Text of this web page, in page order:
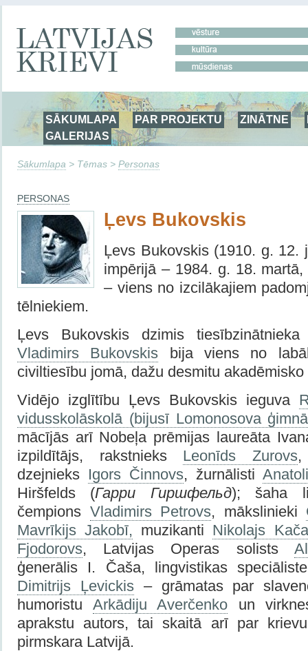
SĀKUMLAPA PAR PROJEKTU ZINĀTNE
GALERIJAS
Sākumlapa > Tēmas > Personas
PERSONAS
Ļevs Bukovskis
Ļevs Bukovskis (1910. g. 12.
impērijā – 1984. g. 18.
– viens no izcilākajiem
tēlniekiem.
Ļevs Bukovskis dzimis
Vladimirs Bukovskis bija viens no
civiltiesību jomā, dažu desmitu
Vidējo izglītību Ļevs Bukovskis ieguva
vidusskolāskolā (bijusī Lomonosova
mācījās arī Nobeļa prēmijas laureāta
izpildītājs, rakstnieks Leonīds Zurovs,
dzejnieks Igors Činnovs, žurnālisti
Hiršfelds (Гарри Гиршфельд); šaha
čempions Vladimirs Petrovs, mākslinieki
Mavrīkijs Jakobī, muzikanti Nikolajs
Fjodorovs, Latvijas Operas solists
ģenerālis I. Čaša, lingvistikas
Dimitrijs Ļevickis– grāmatas par
humoristu Arkādiju Averčenko un
aprakstu autors, tai skaitā arī par
pirmskara Latvijā.